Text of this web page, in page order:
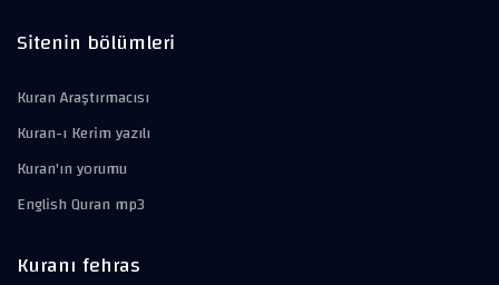
Sitenin bölümleri
Kuran Araştırmacısı
Kuran-ı Kerim yazılı
Kuran'ın yorumu
English Quran mp3
Kuranı fehras